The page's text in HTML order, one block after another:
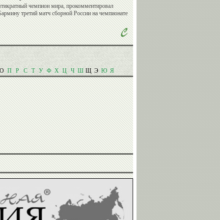
Сергей
ФИЛИППОВ
Игорь
КАЗИКОВ
Сергей
Ворожун
Дмитрий
Крикорьянц
Александр
Ухов
Сергей
Елисеев
Ольга
Капранова
Николай
Горелов
чемпион мира, прокомментировал
третий матч сборной России на чемпионате
О П Р С Т У Ф Х Ц Ч Ш Щ Э Ю Я